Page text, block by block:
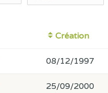
Création
08/12/1997
25/09/2000